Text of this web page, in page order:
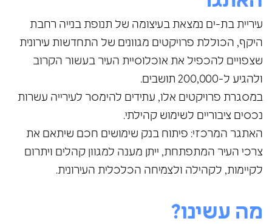
עיריית בת-ים נמצאת בעיצומה של תנופת בנייה רחבת
היקף, הכוללת פרויקטים מגוונים של התחדשות עירונית
שצפויים להכפיל את אוכלוסיית העיר בעשור הקרוב
ולהגיע ל-200,000 תושבים.
במסגרת פרויקטים אלו, עתידים להימסר לעירייה עשרות
נכסים ציבוריים לשימוש קהילתי.
האתגר המרכזי: פיתוח בנק שימושים חכם שיתאם את
צרכי העיר המתפתחת, ייתן מענה למגוון קהלים ויתרום
לקיימות, לקהילה ולצמיחה הכלכלית העירונית.
מה עשינו?